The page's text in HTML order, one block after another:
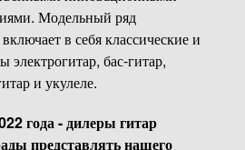
Модельный ряд
в себя классические и
электрогитар, бас-гитар,
и укулеле.
года - дилеры гитар
представлять нашего